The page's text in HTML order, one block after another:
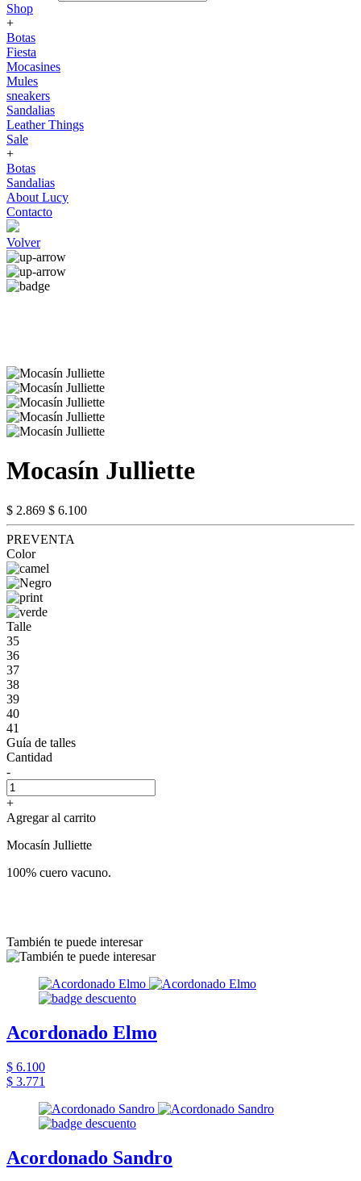
Shop
+
Botas
Fiesta
Mocasines
Mules
sneakers
Sandalias
Leather Things
Sale
+
Botas
Sandalias
About Lucy
Contacto
Volver
Mocasín Julliette
$ 2.869 $ 6.100
PREVENTA
Color
Talle
35
36
37
38
39
40
41
Guía de talles
Cantidad
-
+
Agregar al carrito
Mocasín Julliette
100% cuero vacuno.
También te puede interesar
Acordonado Elmo
$ 6.100
$ 3.771
Acordonado Sandro